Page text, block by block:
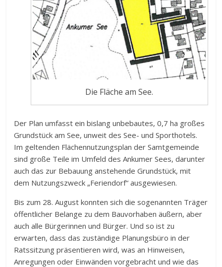
Die Fläche am See.
Der Plan umfasst ein bislang unbebautes, 0,7 ha großes
Grundstück am See, unweit des See- und Sporthotels.
Im geltenden Flächennutzungsplan der Samtgemeinde
sind große Teile im Umfeld des Ankumer Sees, darunter
auch das zur Bebauung anstehende Grundstück, mit
dem Nutzungszweck „Feriendorf“ ausgewiesen.
Bis zum 28. August konnten sich die sogenannten Träger
öffentlicher Belange zu dem Bauvorhaben äußern, aber
auch alle Bürgerinnen und Bürger. Und so ist zu
erwarten, dass das zuständige Planungsbüro in der
Ratssitzung präsentieren wird, was an Hinweisen,
Anregungen oder Einwänden vorgebracht und wie das